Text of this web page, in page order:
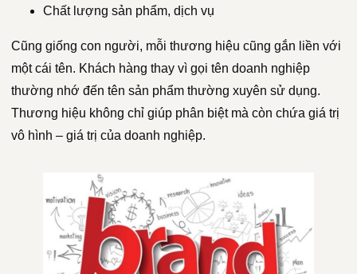
Chất lượng sản phẩm, dịch vụ
Cũng giống con người, mỗi thương hiệu cũng gắn liền với
một cái tên. Khách hàng thay vì gọi tên doanh nghiệp
thường nhớ đến tên sản phẩm thường xuyên sử dụng.
Thương hiệu không chỉ giúp phân biệt mà còn chứa giá trị
vô hình – giá trị của doanh nghiệp.